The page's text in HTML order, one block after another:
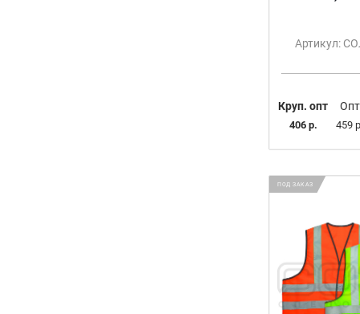
Артикул:
Круп. опт
406 р.
Опт
459
ПОД ЗАКАЗ